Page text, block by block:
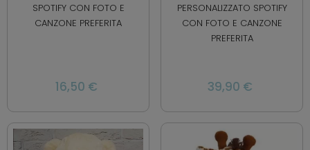
SPOTIFY CON FOTO E
CANZONE PREFERITA
16,50 €
PERSONALIZZATO SPOTIFY
CON FOTO E CANZONE
PREFERITA
39,90 €